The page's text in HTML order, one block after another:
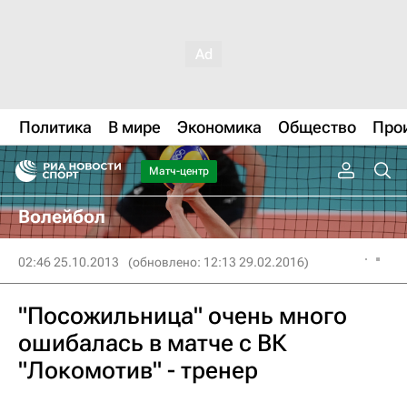
Политика В мире Экономика Общество
Матч-центр
Волейбол
02:46 25.10.2013 (обновлено: 12:13 29.02.2016)
"Посожильница" очень много
ошибалась в матче с ВК
"Локомотив" - тренер